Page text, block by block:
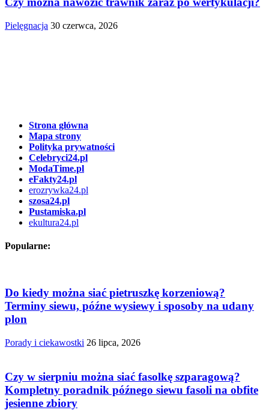
Pielęgnacja 30 czerwca, 2026
Strona główna
Mapa strony
Polityka prywatności
Celebryci24.pl
ModaTime.pl
eFakty24.pl
erozrywka24.pl
szosa24.pl
Pustamiska.pl
ekultura24.pl
Popularne:
Do kiedy można siać pietruszkę korzeniową?
Terminy siewu, późne wysiewy i sposoby na udany
plon
Porady i ciekawostki 26 lipca, 2026
Czy w sierpniu można siać fasolkę szparagową?
Kompletny poradnik późnego siewu fasoli na obfite
jesienne zbiory